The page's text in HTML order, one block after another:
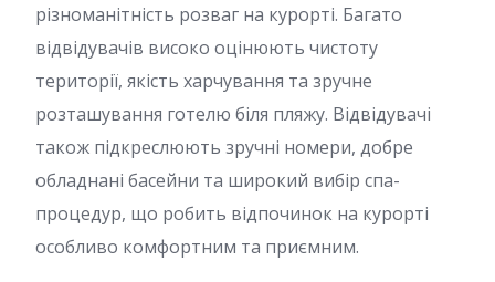
різноманітність розваг на курорті. Багато
відвідувачів високо оцінюють чистоту
території, якість харчування та зручне
розташування готелю біля пляжу. Відвідувачі
також підкреслюють зручні номери, добре
обладнані басейни та широкий вибір спа-
процедур, що робить відпочинок на курорті
особливо комфортним та приємним.